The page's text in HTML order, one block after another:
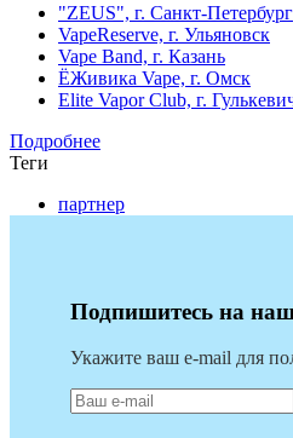
"ZEUS", г. Санкт-Петербург
VapeReserve, г. Ульяновск
Vape Band, г. Казань
ЁЖивика Vape, г. Омск
Elite Vapor Club, г.
Подробнее
Теги
партнер
Подпишитесь на
Укажите ваш e-mail для